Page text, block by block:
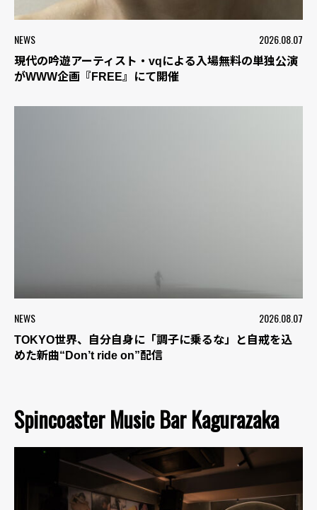
NEWS 2026.08.07
現代の吟遊アーティスト・vqによる入場無料の単独公演
がWWW企画『FREE』にて開催
NEWS 2026.08.07
TOKYO世界、自分自身に「調子に乗るな」と自戒を込
めた新曲“Don’t ride on”配信
Spincoaster Music Bar Kagurazaka